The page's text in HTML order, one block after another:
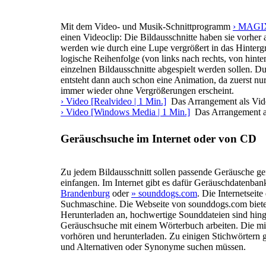
Mit dem Video- und Musik-Schnittprogramm ›
einen Videoclip: Die Bildausschnitte haben sie vorher
werden wie durch eine Lupe vergrößert in das
logische Reihenfolge (von links nach rechts, von
einzelnen Bildausschnitte abgespielt werden sollen.
entsteht dann auch schon eine Animation, da zuerst
immer wieder ohne Vergrößerungen erscheint.
› Video [Realvideo | 1 Min.] Das Arrangement als
› Video [Windows Media | 1 Min.] Das Arrangement
Geräuschsuche im Internet oder von CD
Zu jedem Bildausschnitt sollen passende Geräusche
einfangen. Im Internet gibt es dafür
Brandenburg oder » sounddogs.com. Die
Suchmaschine. Die Webseite von sounddogs.com
Herunterladen an, hochwertige Sounddateien sind
Geräuschsuche mit einem Wörterbuch arbeiten. Die
vorhören und herunterladen. Zu einigen Stichwörtern
und Alternativen oder Synonyme suchen müssen.